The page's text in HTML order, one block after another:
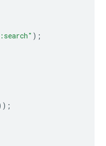
);